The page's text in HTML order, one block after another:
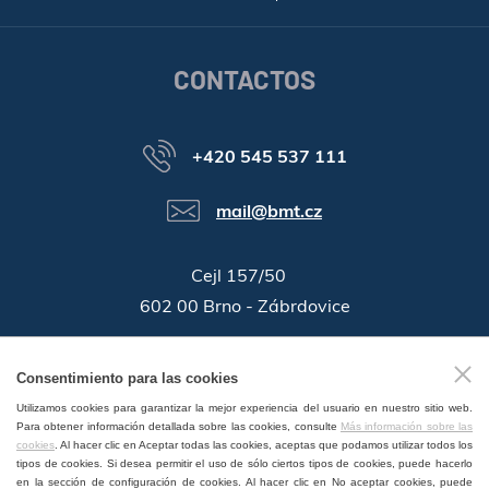
CONTACTOS
+420 545 537 111
mail@bmt.cz
Cejl 157/50
602 00 Brno - Zábrdovice
Consentimiento para las cookies
Utilizamos cookies para garantizar la mejor experiencia del usuario en nuestro sitio web.
Para obtener información detallada sobre las cookies, consulte Más información sobre las
cookies . Al hacer clic en Aceptar todas las cookies, aceptas que podamos utilizar todos los
tipos de cookies. Si desea permitir el uso de sólo ciertos tipos de cookies, puede hacerlo
en la sección de configuración de cookies. Al hacer clic en No aceptar cookies, puede